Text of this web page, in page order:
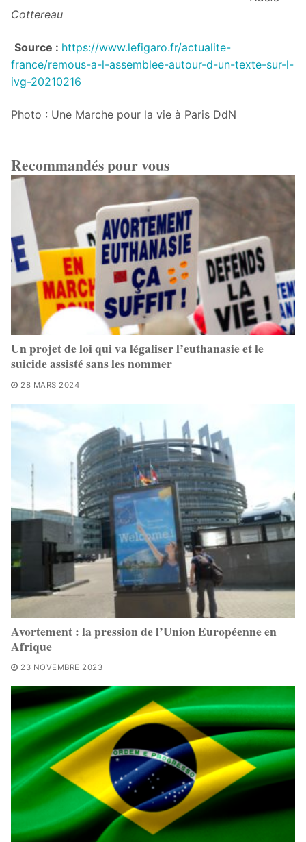
Cottereau
Source : https://www.lefigaro.fr/actualite-
france/remous-a-l-assemblee-autour-d-un-texte-sur-l-
ivg-20210216
Photo : Une Marche pour la vie à Paris DdN
Recommandés pour vous
Un projet de loi qui va légaliser l’euthanasie et le
suicide assisté sans les nommer
28 MARS 2024
Avortement : la pression de l’Union Européenne en
Afrique
23 NOVEMBRE 2023